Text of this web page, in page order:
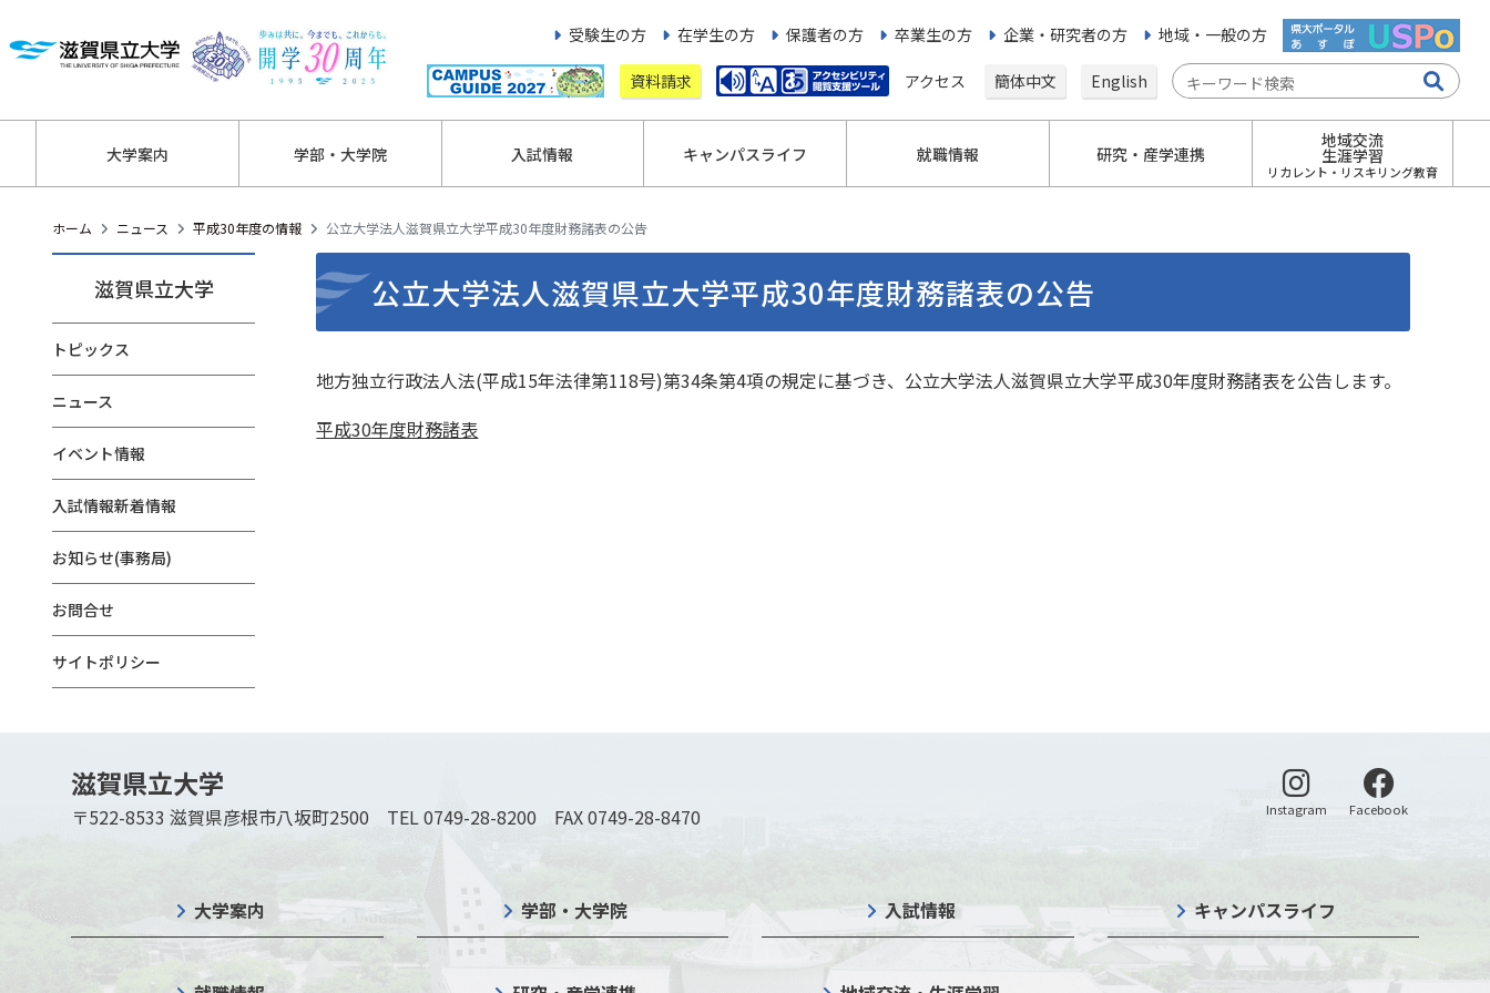
受験生の方 在学生の方 保護者の方 卒業生の方 企業・研究者の方 地域・一般の方
資料請求 アクセス 簡体中文 English
大学案内 学部・大学院 入試情報 キャンパスライフ 就職情報 研究・産学連携
地域交流
生涯学習
リカレント・リスキリング教育
ホーム ニュース 平成30年度の情報 公立大学法人滋賀県立大学平成30年度財務諸表の公告
滋賀県立大学
トピックス
ニュース
イベント情報
入試情報新着情報
お知らせ(事務局)
お問合せ
サイトポリシー
公立大学法人滋賀県立大学平成30年度財務諸表の公告
地方独立行政法人法(平成15年法律第118号)第34条第4項の規定に基づき、公立大学法人滋賀県立大学平成30年度財務諸表を公告します。
平成30年度財務諸表
滋賀県立大学
〒522-8533 滋賀県彦根市八坂町2500 TEL 0749-28-8200 FAX 0749-28-8470 Instagram 別ウィンドウで開く
Facebook別ウィンドウ
大学案内 学部・大学院 入試情報 キャンパスライフ